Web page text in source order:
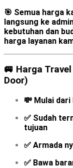
🎯 Semua harga
langsung ke
kebutuhan dan
harga layanan
🚐 Harga
Door)
💸 Mulai dari
✅ Sudah
tujuan
✅ Armada
✅ Bawa